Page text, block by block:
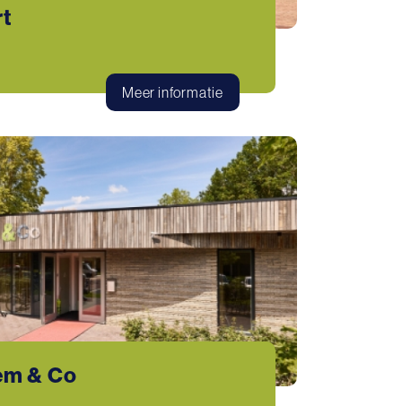
Meer informatie
& Co